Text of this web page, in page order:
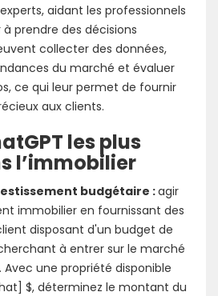
aidant les professionnels
prendre des décisions
collecter des données,
du marché et évaluer
ce qui leur permet de fournir
aux clients.
les plus
l’immobilier
budgétaire :agir
immobilier en fournissant des
disposant d'un budget de
à entrer sur le marché
Avec une propriété disponible
$, déterminez le montant du